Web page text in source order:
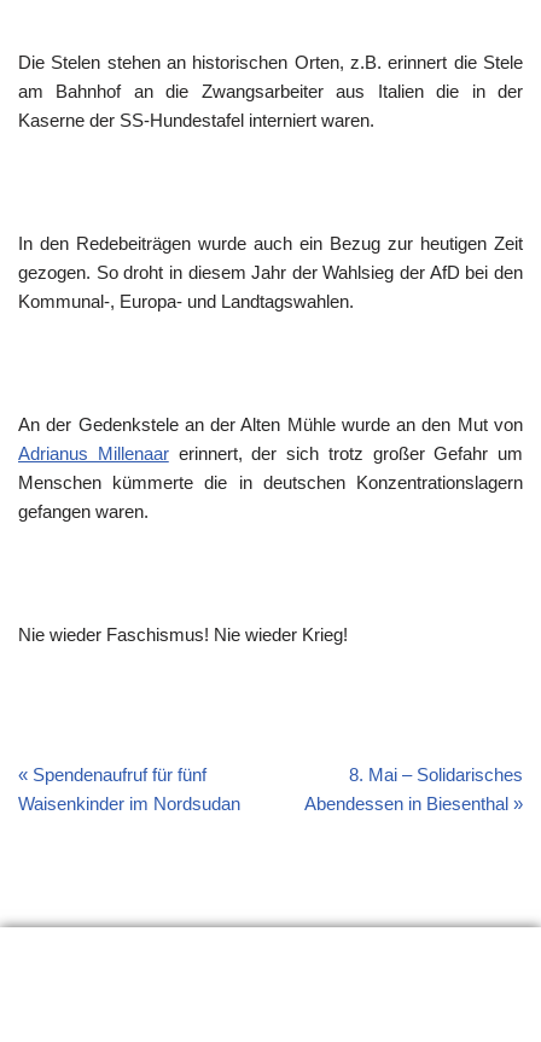
Die Stelen stehen an historischen Orten, z.B. erinnert die Stele
am Bahnhof an die Zwangsarbeiter aus Italien die in der
Kaserne der SS-Hundestafel interniert waren.
In den Redebeiträgen wurde auch ein Bezug zur heutigen Zeit
gezogen. So droht in diesem Jahr der Wahlsieg der AfD bei den
Kommunal-, Europa- und Landtagswahlen.
An der Gedenkstele an der Alten Mühle wurde an den Mut von
Adrianus Millenaarerinnert, der sich trotz großer Gefahr um
Menschen kümmerte die in deutschen Konzentrationslagern
gefangen waren.
Nie wieder Faschismus! Nie wieder Krieg!
Spendenaufruf für fünf
Waisenkinder im Nordsudan
8. Mai – Solidarisches
Abendessen in Biesenthal